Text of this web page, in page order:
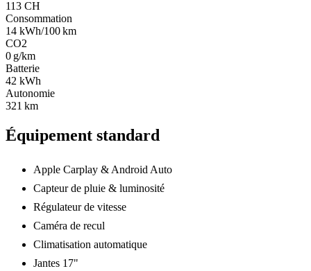
113 CH
Consommation
14 kWh/100 km
CO2
0 g/km
Batterie
42 kWh
Autonomie
321 km
Équipement standard
Apple Carplay & Android Auto
Capteur de pluie & luminosité
Régulateur de vitesse
Caméra de recul
Climatisation automatique
Jantes 17"